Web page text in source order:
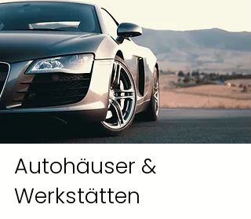
Autohäuser &
Werkstätten